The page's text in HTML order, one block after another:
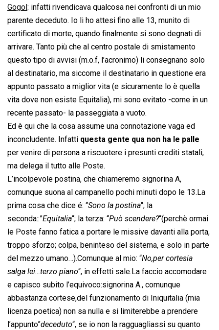
Gogol : infatti rivendicava qualcosa nei confronti di un mio
parente deceduto. Io li ho attesi fino alle 13, munito di
certificato di morte, quando finalmente si sono degnati di
arrivare. Tanto più che al centro postale di smistamento
questo tipo di avvisi (m.o.f, l’acronimo) li consegnano solo
al destinatario, ma siccome il destinatario in questione era
appunto passato a miglior vita (e sicuramente lo è quella
vita dove non esiste Equitalia), mi sono evitato -come in un
recente passato- la passeggiata a vuoto.
Ed è qui che la cosa assume una connotazione vaga ed
inconcludente. Infatti questa gente qua non ha le palle
per venire di persona a riscuotere i presunti crediti statali,
ma delega il tutto alle Poste.
L’incolpevole postina, che chiameremo signorina A,
comunque suona al campanello pochi minuti dopo le 13.La
prima cosa che dice é: “Sono la postina“; la
seconda::”Equitalia“; la terza: “Può scendere?“(perchè ormai
le Poste fanno fatica a portare le missive davanti alla porta,
troppo sforzo; colpa, beninteso del sistema, e solo in parte
del mezzo umano…).Comunque al mio: “No,per cortesia
salga lei…terzo piano“, in effetti sale.La faccio accomodare
e capisco subito l’equivoco:signorina A., comunque
abbastanza cortese,del funzionamento di Iniquitalia (mia
licenza poetica) non sa nulla e si limiterebbe a prendere
l’appunto”deceduto“, se io non la ragguagliassi su quanto